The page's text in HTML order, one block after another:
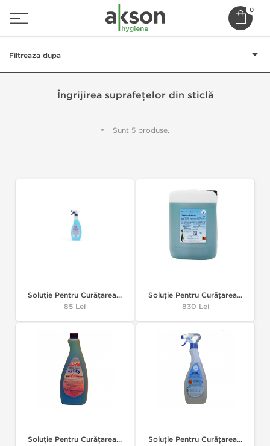
0
Filtreaza dupa
Îngrijirea suprafețelor din sticlă
Sunt 5 produse.
Soluție Pentru Curățarea...
Pret
85 Lei
Soluție Pentru Curățarea...
Pret
830 Lei
Soluție Pentru Curățarea...
Soluție Pentru Curățarea...